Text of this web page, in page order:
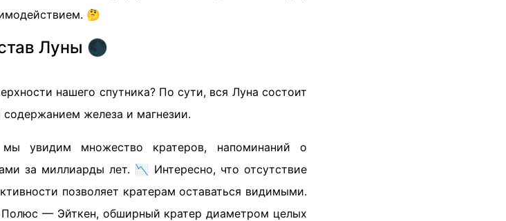
🤔
Луны 🌑
нашего спутника? По сути, вся Луна состоит
железа и магнезии.
мы увидим множество кратеров, напоминаний о
за миллиарды лет. 📉 Интересно, что отсутствие
позволяет кратерам оставаться видимыми.
— Эйткен, обширный кратер диаметром целых